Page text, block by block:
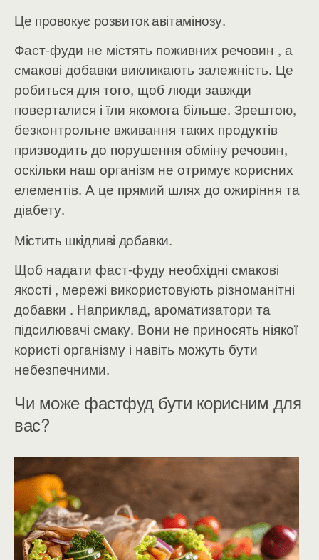
Це провокує розвиток авітамінозу.
Фаст-фуди не містять поживних речовин , а
смакові добавки викликають залежність. Це
робиться для того, щоб люди завжди
поверталися і їли якомога більше. Зрештою,
безконтрольне вживання таких продуктів
призводить до порушення обміну речовин,
оскільки наш організм не отримує корисних
елементів. А це прямий шлях до ожиріння та
діабету.
Містить шкідливі добавки.
Щоб надати фаст-фуду необхідні смакові
якості , мережі використовують різноманітні
добавки . Наприклад, ароматизатори та
підсилювачі смаку. Вони не приносять ніякої
користі організму і навіть можуть бути
небезпечними.
Чи може фастфуд бути корисним для
вас?